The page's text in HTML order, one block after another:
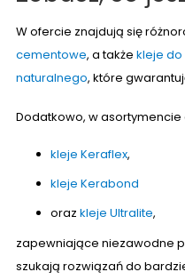
W ofercie znajdują się
cementowe, a takżekleje do
naturalnego, które
Dodatkowo, w asortymencie
kleje Keraflex,
kleje Kerabond
orazkleje Ultralite,
zapewniające niezawodne
szukają rozwiązań do